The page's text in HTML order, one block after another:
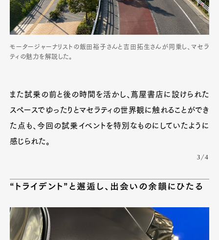
モータージャーナリストの飯田裕子さんと吉田拓生さんが同乗し、マセラ
ティの魅力を解説した。
また試乗の前と後の時間を活かし、蔦屋書店に設けられた
スペースでゆったりとマセラティの世界観に触れることができ
た点も、今回の試乗イベントを特別なものにしていたように
感じられた。
3/4
“トライデント”と邂逅し、出会いの余韻にひたる